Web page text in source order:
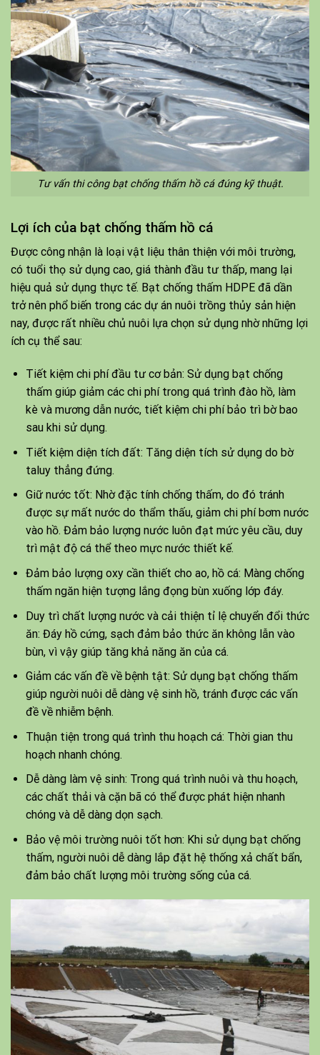
Tư vấn thi công bạt chống thấm hồ cá đúng kỹ thuật.
Lợi ích của bạt chống thấm hồ cá
Được công nhận là loại vật liệu thân thiện với môi trường,
có tuổi thọ sử dụng cao, giá thành đầu tư thấp, mang lại
hiệu quả sử dụng thực tế. Bạt chống thấm HDPE đã dần
trở nên phổ biến trong các dự án nuôi trồng thủy sản hiện
nay, được rất nhiều chủ nuôi lựa chọn sử dụng nhờ những lợi
ích cụ thể sau:
Tiết kiệm chi phí đầu tư cơ bản: Sử dụng bạt chống
thấm giúp giảm các chi phí trong quá trình đào hồ, làm
kè và mương dẫn nước, tiết kiệm chi phí bảo trì bờ bao
sau khi sử dụng.
Tiết kiệm diện tích đất: Tăng diện tích sử dụng do bờ
taluy thẳng đứng.
Giữ nước tốt: Nhờ đặc tính chống thấm, do đó tránh
được sự mất nước do thẩm thấu, giảm chi phí bơm nước
vào hồ. Đảm bảo lượng nước luôn đạt mức yêu cầu, duy
trì mật độ cá thể theo mực nước thiết kế.
Đảm bảo lượng oxy cần thiết cho ao, hồ cá: Màng chống
thấm ngăn hiện tượng lắng đọng bùn xuống lớp đáy.
Duy trì chất lượng nước và cải thiện tỉ lệ chuyển đổi thức
ăn: Đáy hồ cứng, sạch đảm bảo thức ăn không lẫn vào
bùn, vì vậy giúp tăng khả năng ăn của cá.
Giảm các vấn đề về bệnh tật: Sử dụng bạt chống thấm
giúp người nuôi dễ dàng vệ sinh hồ, tránh được các vấn
đề về nhiễm bệnh.
Thuận tiện trong quá trình thu hoạch cá: Thời gian thu
hoạch nhanh chóng.
Dễ dàng làm vệ sinh: Trong quá trình nuôi và thu hoạch,
các chất thải và cặn bã có thể được phát hiện nhanh
chóng và dễ dàng dọn sạch.
Bảo vệ môi trường nuôi tốt hơn: Khi sử dụng bạt chống
thấm, người nuôi dễ dàng lắp đặt hệ thống xả chất bẩn,
đảm bảo chất lượng môi trường sống của cá.